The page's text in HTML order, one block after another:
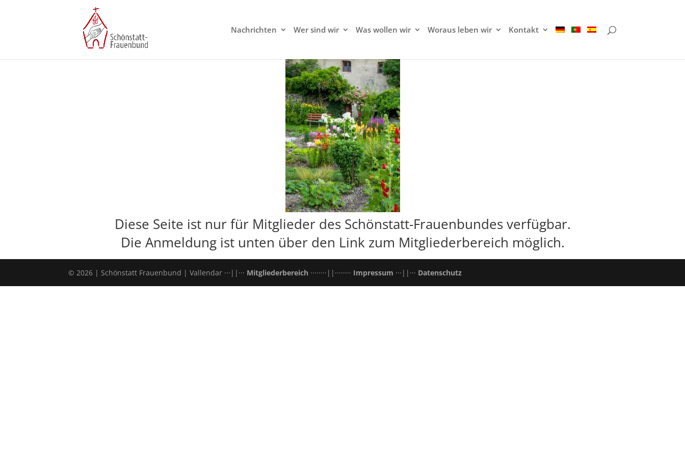
Nachrichten Wer sind wir Was wollen wir Woraus leben wir Kontakt
Diese Seite ist nur für Mitglieder des Schönstatt-Frauenbundes verfügbar.
Die Anmeldung ist unten über den Link zum Mitgliederbereich möglich.
© 2026 | Schönstatt Frauenbund | Vallendar ···||··· Mitgliederbereich ········||········ Impressum ···||··· Datenschutz